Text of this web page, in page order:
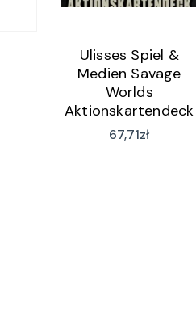
Ulisses Spiel &
Medien Savage
Worlds
Aktionskartendeck
(wersja niemiecka)
67,71zł